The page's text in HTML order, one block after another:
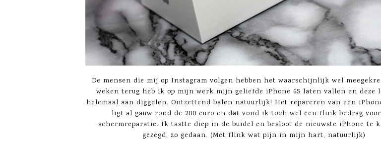
De mensen die mij op Instagram volgen hebben het waarschijnlijk wel
weken terug heb ik op mijn werk mijn geliefde iPhone 6S laten vallen en deze
helemaal aan diggelen. Ontzettend balen natuurlijk! Het repareren van een
ligt al gauw rond de 200 euro en dat vond ik toch wel een flink bedrag
schermreparatie. Ik tastte diep in de buidel en besloot de nieuwste iPhone te
gezegd, zo gedaan. (Met flink wat pijn in mijn hart, natuurlijk)